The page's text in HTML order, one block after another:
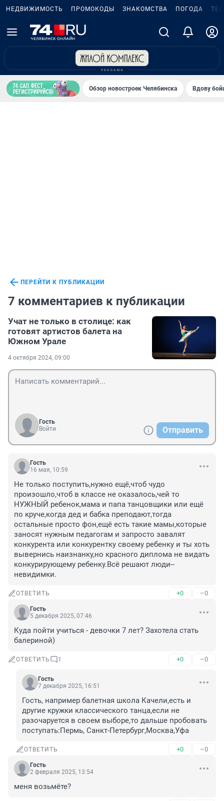
НЕДВИЖИМОСТЬ ПРОМОКОДЫ ЗНАКОМСТВА ПОГОДА
Обзор новостроек Челябинска Вдову
ПЕРЕЙТИ К ПУБЛИКАЦИИ
7 комментариев к публикации
Учат не только в столице: как
готовят артистов балета на
Южном Урале
4 октября 2024, 09:00
Гость
Войти
Отправить
Гость
16 мая, 10:59
Не только поступить,нужно ещё,чтоб чудо
произошло,чтоб в классе не оказалось,чей то
НУЖНЫЙ ребенок,мама и папа танцовщики или ещё
по круче,когда дед и бабка преподают,тогда
остальные просто фон,ещё есть такие мамы,которые
заносят нужным педагогам и запросто завалят
конкурента или конкурентку своему ребенку и ты хоть
вывернись наизнанку,но красного диплома не видать
конкурирующему ребенку.Всё решают люди--
невидимки.
ОТВЕТИТЬ +0 –0
Гость
5 декабря 2025, 07:46
Куда пойти учиться - девочки 7 лет? Захотела стать
балериной)
ОТВЕТИТЬ 1 +0 –0
Гость
7 декабря 2025, 16:51
Гость, например балетная школа Качели,есть и
другие кружки классического танца,если не
разочаруется в своем выборе,то дальше пробовать
поступать:Пермь, Санкт-Петербург,Москва,Уфа
ОТВЕТИТЬ +0 –0
Гость
2 февраля 2025, 13:54
меня возьмёте?